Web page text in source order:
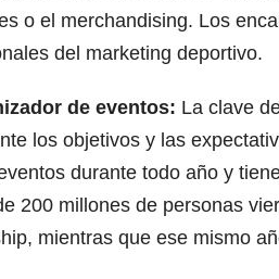
o el merchandising. Los
del marketing deportivo.
de eventos: La clave
los objetivos y las
durante todo año y
200 millones de personas
mientras que ese mismo